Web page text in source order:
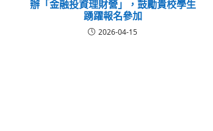
辦「金融投資理財營」，鼓勵貴校學生
踴躍報名參加
2026-04-15